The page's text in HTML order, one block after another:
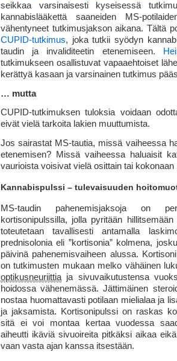
seikkaa varsinaisesti kyseisessä
kannabislääkettä saaneiden MS-
vähentyneet tutkimusjakson aikana. Tältä
CUPID-tutkimus, joka tutkii syödyn
taudin ja invaliditeetin etenemiseen.
tutkimukseen osallistuvat vapaaehtoiset
kerättyä kasaan ja varsinainen tutkimus
… mutta
CUPID-tutkimuksen tuloksia voidaan
eivät vielä tarkoita lakien muuttumista.
Jos sairastat MS-tautia, missä vaiheessa
etenemisen? Missä vaiheessa haluaisit
vaurioista voisivat vielä osittain tai kokonaan
Kannabispulssi – tulevaisuuden
MS-taudin pahenemisjaksoja on
kortisonipulssilla, jolla pyritään
toteutetaan tavallisesti antamalla
prednisolonia eli ”kortisonia” kolmena,
päivinä pahenemisvaiheen alussa.
on tutkimusten mukaan melko vähäinen
optikus­neuriittia ja sivu­vaikutustensa
hoidossa vähenemässä. Jättimäinen
nostaa huomattavasti potilaan mieli­alaa ja
ja jaksamista. Kortisonipulssi on raskas
sitä ei voi montaa kertaa vuodessa
aiheutti ikäviä sivuoireita pitkäksi aikaa
vaan vasta ajan kanssa itsestään.